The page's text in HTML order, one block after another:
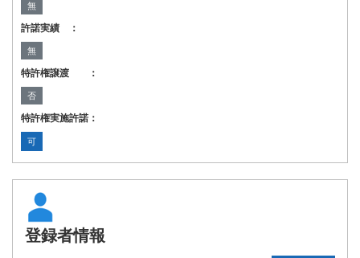
無
許諾実績 ：
無
特許権譲渡 ：
否
特許権実施許諾：
可
登録者情報